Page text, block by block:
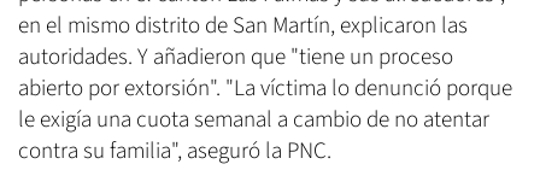
en el mismo distrito de San Martín, explicaron las
autoridades. Y añadieron que "tiene un proceso
abierto por extorsión". "La víctima lo denunció porque
le exigía una cuota semanal a cambio de no atentar
contra su familia", aseguró la PNC.